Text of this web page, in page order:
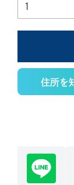
住所を